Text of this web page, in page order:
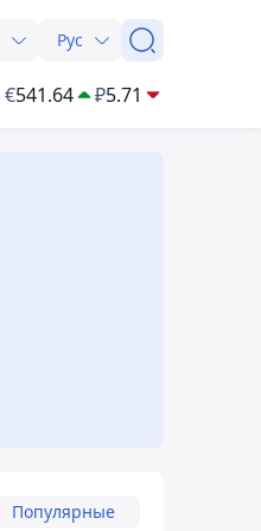
Рус
€541.64 ₽5.71
Популярные